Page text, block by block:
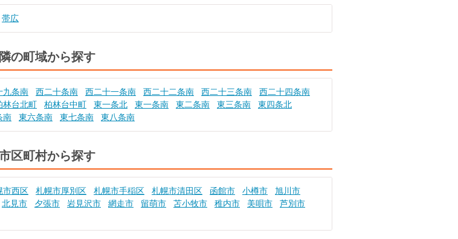
帯広
の町域から探す
九条南 西二十条南 西二十一条南 西二十二条南 西二十三条南
西二十四条南
林台北町 柏林台中町 東一条北 東一条南 東二条南 東三条南
東四条北
南 東六条南 東七条南 東八条南
区町村から探す
市西区 札幌市厚別区 札幌市手稲区 札幌市清田区 函館市 小樽市
旭川市
北見市 夕張市 岩見沢市 網走市 留萌市 苫小牧市 稚内市 美唄市
芦別市